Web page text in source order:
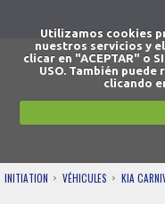
Utilizamos cookies
nuestros servicios y
clicar en "ACEPTAR" o SI
USO. También
clicando
INITIATION VÉHICULES KIA